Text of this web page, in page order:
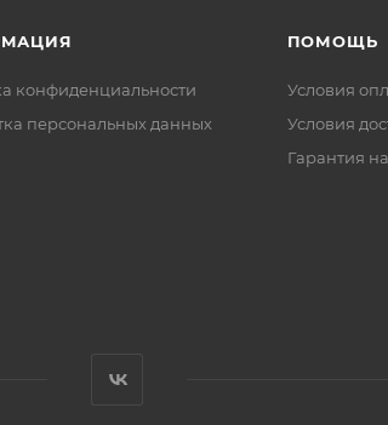
конфиденциальности
персональных данных
ПОМОЩЬ
Условия
Условия
Гарантия